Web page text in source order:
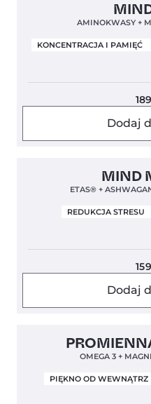
AMINOKWASY +
KONCENTRACJA I PAMIĘĆ
Dodaj
Nowa Formuła
MIND
ETAS® +
REDUKCJA STRESU
Dodaj
Clean Label
OMEGA 3 +
PIĘKNO OD WEWNĄTRZ